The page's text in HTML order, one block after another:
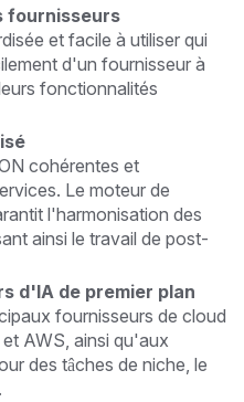
fournisseurs
et facile à utiliser qui
d'un fournisseur à
fonctionnalités
cohérentes et
Le moteur de
l'harmonisation des
ainsi le travail de post-
d'IA de premier plan
fournisseurs de cloud
AWS, ainsi qu'aux
des tâches de niche, le